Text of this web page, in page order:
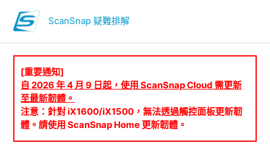
ScanSnap 疑難排解
[重要通知]
自 2026 年 4 月 9 日起，使用 ScanSnap Cloud 需更新
至最新韌體。
注意：針對 iX1600/iX1500，無法透過觸控面板更新韌
體。請使用 ScanSnap Home 更新韌體。